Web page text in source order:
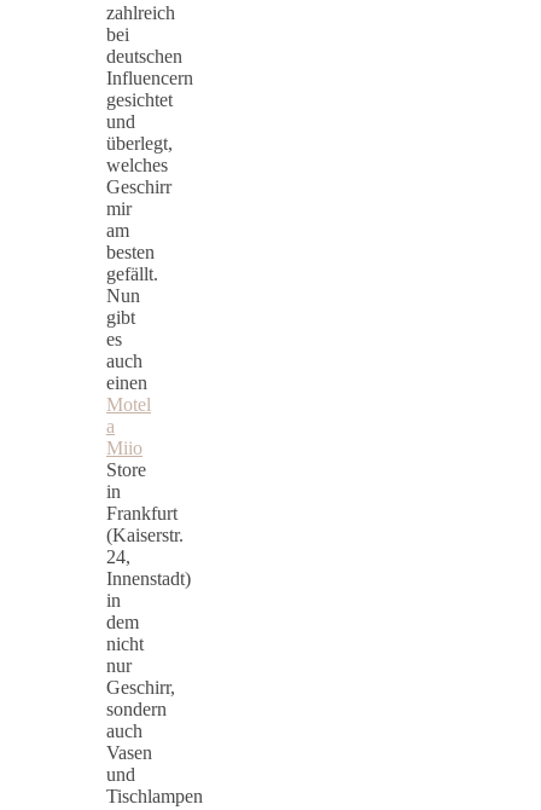
zahlreich
bei
deutschen
Influencern
gesichtet
und
überlegt,
welches
Geschirr
mir
am
besten
gefällt.
Nun
gibt
es
auch
einen
Motel
a
Miio
Store
in
Frankfurt
(Kaiserstr.
24,
Innenstadt)
in
dem
nicht
nur
Geschirr,
sondern
auch
Vasen
und
Tischlampen